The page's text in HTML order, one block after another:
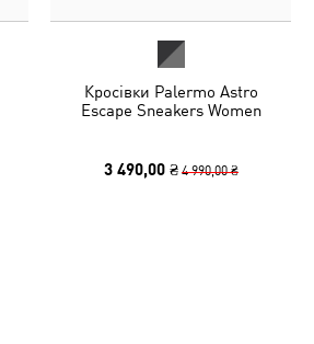
Кросівки Palermo Astro
Escape Sneakers Women
3 490,00 ₴ 4 990,00 ₴